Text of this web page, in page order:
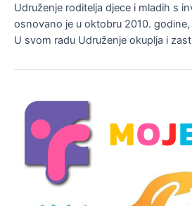
Udruženje roditelja djece i mladih s
osnovano je u oktobru 2010.
U svom radu Udruženje okuplja i